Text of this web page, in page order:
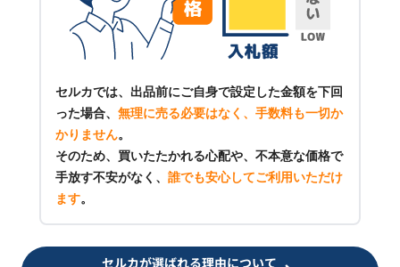
セルカでは、出品前にご自身で設定した金額を下回
った場合、 無理に売る必要はなく、手数料も一切か
かりません。
そのため、買いたたかれる心配や、不本意な価格で
手放す不安がなく、 誰でも安心してご利用いただけ
ます。
セルカが選ばれる理由について